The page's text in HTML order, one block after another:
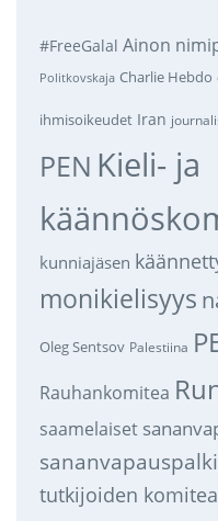
#FreeGalal Ainon
Politkovskaja Charlie Hebdo
ihmisoikeudet Iran
PEN Kieli- ja
kunniajäsen
monikielisyys
Oleg Sentsov Palestiina
Rauhankomitea
saamelaiset
tutkijoiden komitea